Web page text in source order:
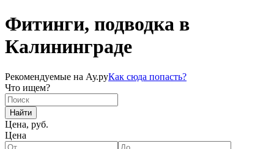
Фитинги, подводка в
Калининграде
Рекомендуемые на Ау.руКак сюда попасть?
Что ищем?
Найти
Цена, руб.
Цена